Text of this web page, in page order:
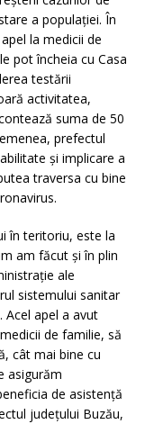
a populației. În
la medicii de
pot încheia cu Casa
testării
activitatea,
suma de 50
prefectul
și implicare a
traversa cu bine
în teritoriu, este la
am făcut și în plin
ale
sistemului sanitar
Acel apel a avut
de familie, să
cât mai bine cu
asigurăm
de asistență
județului Buzău,